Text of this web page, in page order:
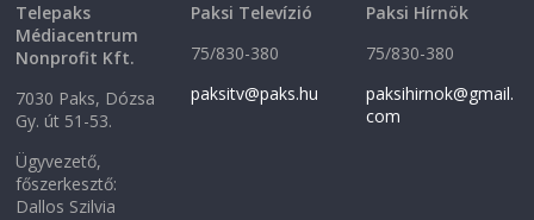
Telepaks
Médiacentrum
Nonprofit Kft.
7030 Paks, Dózsa
Gy. út 51-53.
Ügyvezető,
főszerkesztő:
Dallos Szilvia
Paksi Televízió
75/830-380
paksitv@paks.hu
Paksi Hírnök
75/830-380
paksihirnok@gmail.
com